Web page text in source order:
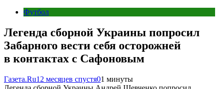
Футбол
Легенда сборной Украины попросил
Забарного вести себя осторожней
в контактах с Сафоновым
Газета.Ru12 месяцев спустя01 минуты